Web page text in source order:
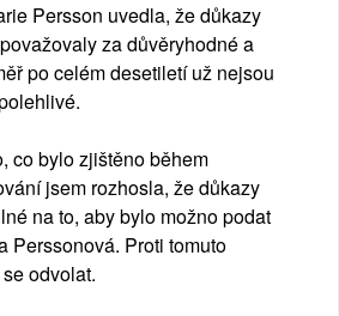
Persson uvedla, že důkazy
za důvěryhodné a
po celém desetiletí už nejsou
co bylo zjištěno během
jsem rozhosla, že důkazy
na to, aby bylo možno podat
Perssonová. Proti tomuto
odvolat.